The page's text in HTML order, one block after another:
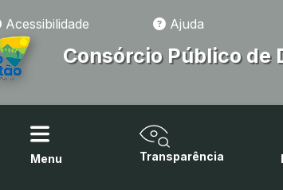
Acessibilidade
Ajuda
Consórcio Público de
Menu Transparência